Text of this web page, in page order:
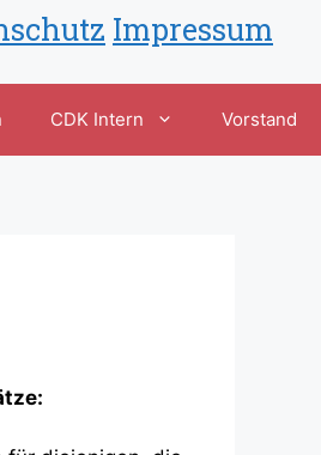
Impressum
CDK Intern Vorstand